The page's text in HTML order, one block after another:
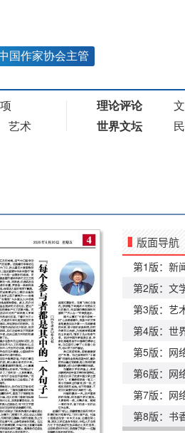
版面导航
第1版：新
第2版：文
第3版：艺
第4版：世
第5版：网
第6版：网
第7版：网
第8版：书